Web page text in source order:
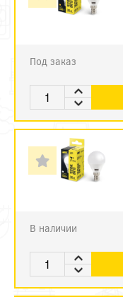
Под заказ
В наличии